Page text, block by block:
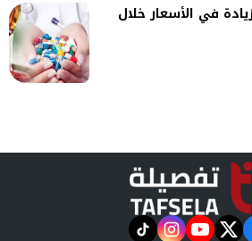
في الأسعار خلال